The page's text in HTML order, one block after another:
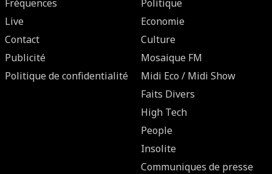
Fréquences
Live
Contact
Publicité
Politique de confidentialité
Politique
Economie
Culture
Mosaique FM
Midi Eco / Midi Show
Faits Divers
High Tech
People
Insolite
Communiques de presse